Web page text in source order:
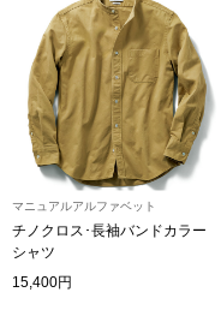
ランド
集
ア
マニュアルアルファベット
チノクロス･長袖バンドカラー
シャツ
15,400円